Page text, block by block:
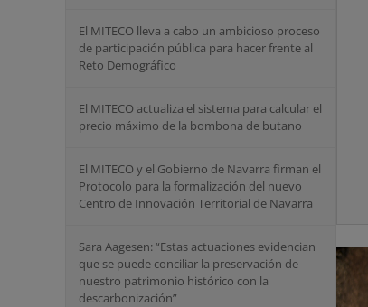
El MITECO lleva a cabo un ambicioso proceso
de participación pública para hacer frente al
Reto Demográfico
El MITECO actualiza el sistema para calcular el
precio máximo de la bombona de butano
El MITECO y el Gobierno de Navarra firman el
Protocolo para la formalización del nuevo
Centro de Innovación Territorial de Navarra
Sara Aagesen: “Estas actuaciones evidencian
que se puede conciliar la preservación de
nuestro patrimonio histórico con la
descarbonización”